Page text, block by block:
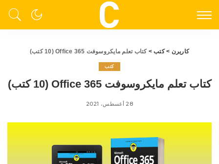
كاريرن >كتب>كتاب تعلم مايكروسوفت Office 365 (10 كتب)
كتب
كتاب تعلم مايكروسوفت Office 365 (10 كتب)
28 أغسطس، 2021